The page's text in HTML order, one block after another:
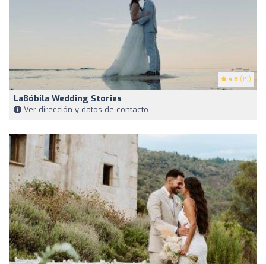
4.8 (19)
LaBóbila Wedding Stories
Ver dirección y datos de contacto